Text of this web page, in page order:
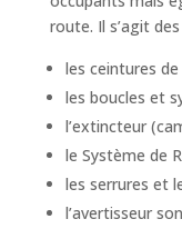
route. Il s’agit
les ceintures
les boucles et
l’extincteur
le Système de
les serrures et
l’avertisseur